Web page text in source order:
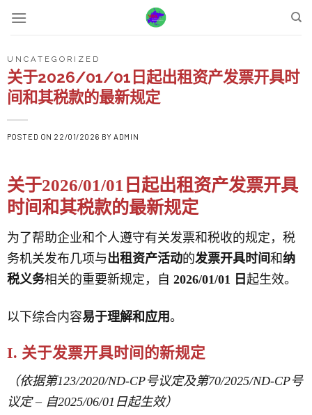
UNCATEGORIZED
关于2026/01/01日起出租资产发票开具时
间和其税款的最新规定
POSTED ON 22/01/2026 BY ADMIN
关于2026/01/01日起出租资产发票开具
时间和其税款的最新规定
为了帮助企业和个人遵守有关发票和税收的规定，税
务机关发布几项与出租资产活动的发票开具时间和纳
税义务相关的重要新规定，自 2026/01/01 日 起生效。
以下综合内容易于理解和应用。
I. 关于发票开具时间的新规定
（依据第123/2020/ND-CP号议定及第70/2025/ND-CP号
议定 – 自2025/06/01日起生效）